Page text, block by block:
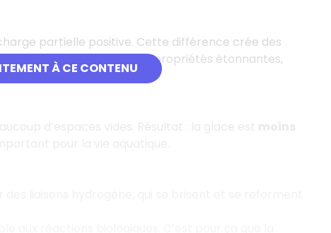
À CE CONTENU
partielle positive. Cette différence crée des
de l’eau… et de ses propriétés étonnantes,